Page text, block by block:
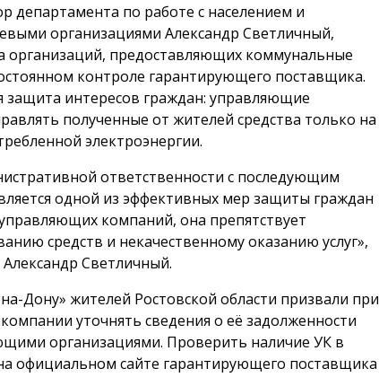
департамента по работе с населением и
организациями Александр Светличный,
организаций, предоставляющих коммунальные
контроле гарантирующего поставщика.
защита интересов граждан: управляющие
полученные от жителей средства только на
электроэнергии.
ответственности с последующим
одной из эффективных мер защиты граждан
компаний, она препятствует
средств и некачественному оказанию услуг»,
Светличный.
Дону» жителей Ростовской области призвали при
уточнять сведения о её задолженности
организациями. Проверить наличие УК в
официальном сайте гарантирующего поставщика